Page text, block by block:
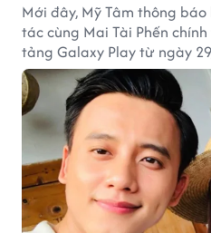
Mới đây, Mỹ Tâm thông
tác cùng Mai Tài Phến
tảng Galaxy Play từ ngày